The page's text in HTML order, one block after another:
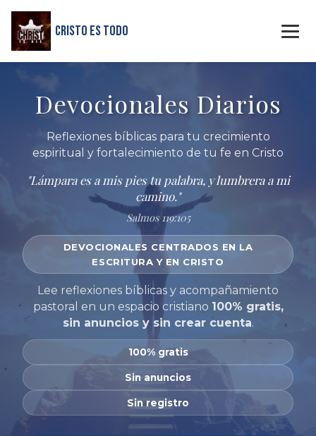
Cristo Es Todo
Devocionales Diarios
Reflexiones bíblicas para tu crecimiento
espiritual y fortalecimiento de tu fe en Cristo
"Lámpara es a mis pies tu palabra, y lumbrera a mi
camino."
Salmos 119:105
DEVOCIONALES CENTRADOS EN LA
ESCRITURA Y EN CRISTO
Lee reflexiones bíblicas y acompañamiento
pastoral en un espacio cristiano 100% gratis,
sin anuncios y sin crear cuenta.
100% gratis
Sin anuncios
Sin registro